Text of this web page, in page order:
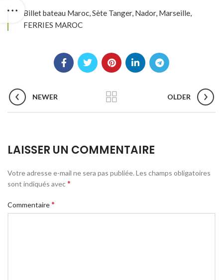
Billet bateau Maroc, Sète Tanger, Nador, Marseille,
FERRIES MAROC
NEWER OLDER
LAISSER UN COMMENTAIRE
Votre adresse e-mail ne sera pas publiée.Les champs obligatoires
sont indiqués avec*
Commentaire*